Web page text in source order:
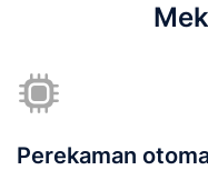
Perekaman